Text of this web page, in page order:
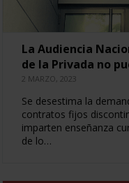
La Audiencia
de la Privada no
2 MARZO, 2023
Se desestima la
contratos fijos
imparten enseñanza
de lo…